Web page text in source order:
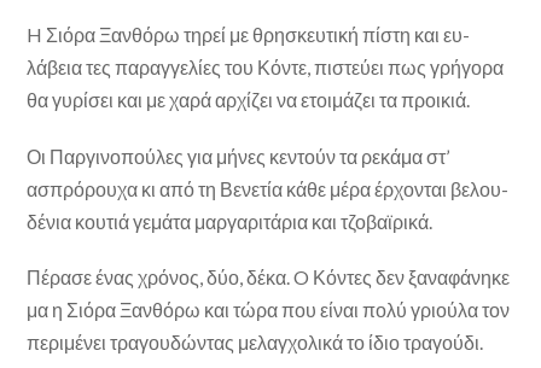
H Σιόρα Ξανθόρω τηρεί με θρησκευτική πίστη και ευ­
λάβεια τες παραγγελίες του Κόντε, πιστεύει πως γρήγορα
θα γυρίσει και με χαρά αρχίζει να ετοιμάζει τα προικιά.
Οι Παργινοπούλες για μήνες κεντούν τα ρεκάμα στ’
ασπρόρουχα κι από τη Βενετία κάθε μέρα έρχονται βελου­
δένια κουτιά γεμάτα μαργαριτάρια και τζοβαϊρικά.
Πέρασε ένας χρόνος, δύο, δέκα. O Κόντες δεν ξαναφάνηκε
μα η Σιόρα Ξανθόρω και τώρα που είναι πολύ γριού­λα τον
περιμένει τραγουδώντας μελαγχολικά το ίδιο τρα­γούδι.